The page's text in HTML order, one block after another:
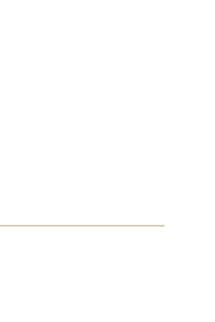
dans le carrousel à l'aide